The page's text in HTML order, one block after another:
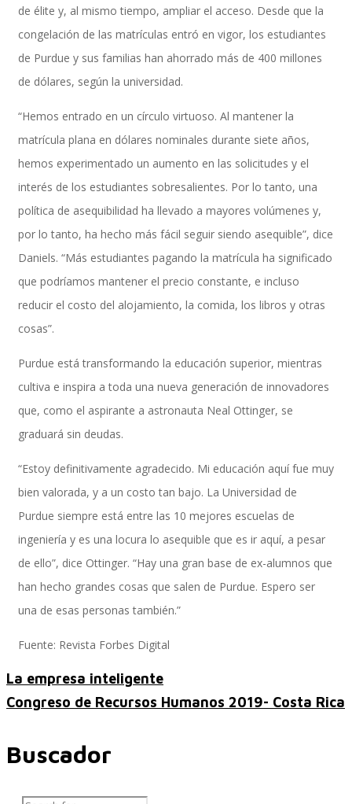
Resumen
Data Sync Manager para HCM
Query Manager
Variance Monitor
Pay Recon
Advanced Time Process Manager
Connector Framework
Cloud Conveyor
Prism Servicios de migración
de élite y, al mismo tiempo, ampliar el acceso. Desde que la
congelación de las matrículas entró en vigor, los estudiantes
de Purdue y sus familias han ahorrado más de 400 millones
de dólares, según la universidad.
“Hemos entrado en un círculo virtuoso. Al mantener la
matrícula plana en dólares nominales durante siete años,
hemos experimentado un aumento en las solicitudes y el
interés de los estudiantes sobresalientes. Por lo tanto, una
política de asequibilidad ha llevado a mayores volúmenes y,
por lo tanto, ha hecho más fácil seguir siendo asequible”, dice
Daniels. “Más estudiantes pagando la matrícula ha significado
que podríamos mantener el precio constante, e incluso
reducir el costo del alojamiento, la comida, los libros y otras
cosas”.
Purdue está transformando la educación superior, mientras
cultiva e inspira a toda una nueva generación de innovadores
que, como el aspirante a astronauta Neal Ottinger, se
graduará sin deudas.
“Estoy definitivamente agradecido. Mi educación aquí fue muy
bien valorada, y a un costo tan bajo. La Universidad de
Purdue siempre está entre las 10 mejores escuelas de
ingeniería y es una locura lo asequible que es ir aquí, a pesar
de ello”, dice Ottinger. “Hay una gran base de ex-alumnos que
han hecho grandes cosas que salen de Purdue. Espero ser
una de esas personas también.”
Fuente: Revista Forbes Digital
La empresa inteligente
Congreso de Recursos Humanos 2019- Costa Rica
Buscador